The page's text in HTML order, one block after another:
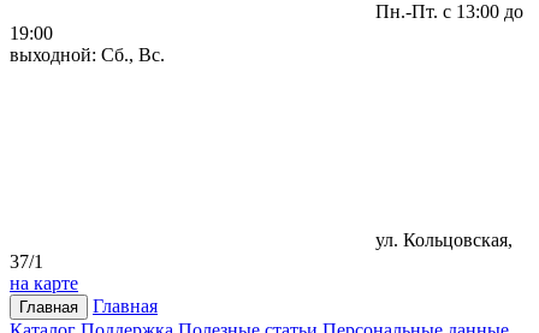
Пн.-Пт. с 13:00 до
19:00
выходной: Сб., Вс.
ул. Кольцовская,
37/1
на карте
Главная
Главная